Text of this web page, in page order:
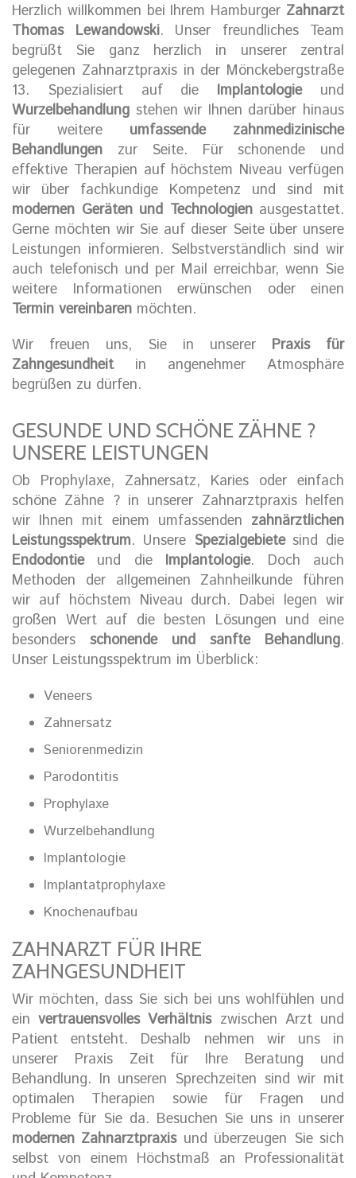
Herzlich willkommen bei Ihrem Hamburger Zahnarzt
Thomas Lewandowski. Unser freundliches Team
begrüßt Sie ganz herzlich in unserer zentral
gelegenen Zahnarztpraxis in der Mönckebergstraße
13. Spezialisiert auf die Implantologieund
Wurzelbehandlung stehen wir Ihnen darüber hinaus
für weitere umfassende zahnmedizinische
Behandlungen zur Seite. Für schonende und
effektive Therapien auf höchstem Niveau verfügen
wir über fachkundige Kompetenz und sind mit
modernen Geräten und Technologienausgestattet.
Gerne möchten wir Sie auf dieser Seite über unsere
Leistungen informieren. Selbstverständlich sind wir
auch telefonisch und per Mail erreichbar, wenn Sie
weitere Informationen erwünschen oder einen
Termin vereinbaren möchten.
Wir freuen uns, Sie in unserer Praxis für
Zahngesundheitin angenehmer Atmosphäre
begrüßen zu dürfen.
GESUNDE UND SCHÖNE ZÄHNE ?
UNSERE LEISTUNGEN
Ob Prophylaxe, Zahnersatz, Karies oder einfach
schöne Zähne ? in unserer Zahnarztpraxis helfen
wir Ihnen mit einem umfassenden zahnärztlichen
Leistungsspektrum. Unsere Spezialgebietesind die
Endodontieund die Implantologie. Doch auch
Methoden der allgemeinen Zahnheilkunde führen
wir auf höchstem Niveau durch. Dabei legen wir
großen Wert auf die besten Lösungen und eine
besonders schonende und sanfte Behandlung.
Unser Leistungsspektrum im Überblick:
Veneers
Zahnersatz
Seniorenmedizin
Parodontitis
Prophylaxe
Wurzelbehandlung
Implantologie
Implantatprophylaxe
Knochenaufbau
ZAHNARZT FÜR IHRE
ZAHNGESUNDHEIT
Wir möchten, dass Sie sich bei uns wohlfühlen und
einvertrauensvolles Verhältniszwischen Arzt und
Patient entsteht. Deshalb nehmen wir uns in
unserer Praxis Zeit für Ihre Beratung und
Behandlung. In unseren Sprechzeiten sind wir mit
optimalen Therapien sowie für Fragen und
Probleme für Sie da. Besuchen Sie uns in unserer
modernen Zahnarztpraxisund überzeugen Sie sich
selbst von einem Höchstmaß an Professionalität